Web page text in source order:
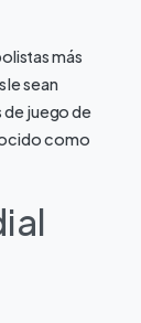
más
le sean
de juego de
como